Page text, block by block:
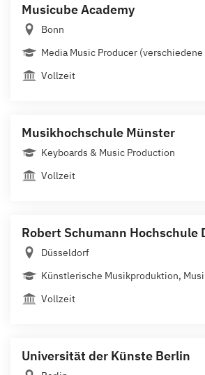
Musicube Academy
Bonn
Media Music Producer
Vollzeit
Musikhochschule Münster
Keyboards & Music Production
Vollzeit
Robert Schumann Hochschule
Düsseldorf
Künstlerische Musikproduktion,
Vollzeit
Universität der Künste Berlin